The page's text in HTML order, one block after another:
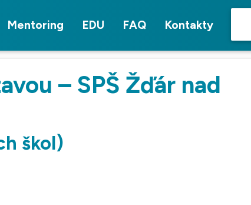
Mentoring EDU FAQ Kontakty
– SPŠ Žďár nad
škol)